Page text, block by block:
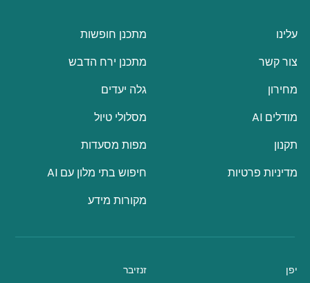
עלינו
צור קשר
מחירון
מודלים AI
תקנון
מדיניות פרטיות
מתכנן חופשות
מתכנן ירח הדבש
גלה יעדים
מסלולי טיול
מפות מסעדות
חיפוש בתי מלון עם AI
מקורות מידע
יפן זנזיבר